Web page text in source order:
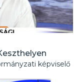
képviselő